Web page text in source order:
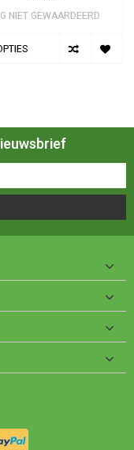
NIET GEWAARDEERD